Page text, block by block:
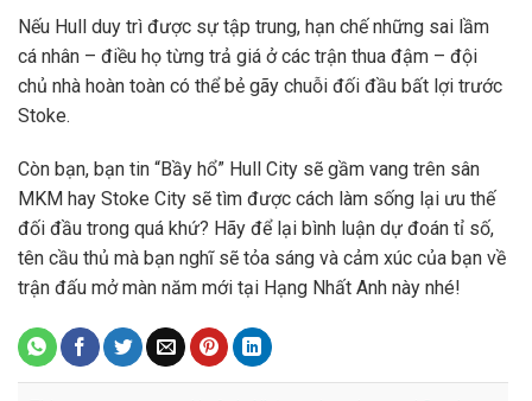
Nếu Hull duy trì được sự tập trung, hạn chế những sai lầm
cá nhân – điều họ từng trả giá ở các trận thua đậm – đội
chủ nhà hoàn toàn có thể bẻ gãy chuỗi đối đầu bất lợi trước
Stoke.
Còn bạn, bạn tin “Bầy hổ” Hull City sẽ gầm vang trên sân
MKM hay Stoke City sẽ tìm được cách làm sống lại ưu thế
đối đầu trong quá khứ? Hãy để lại bình luận dự đoán tỉ số,
tên cầu thủ mà bạn nghĩ sẽ tỏa sáng và cảm xúc của bạn về
trận đấu mở màn năm mới tại Hạng Nhất Anh này nhé!